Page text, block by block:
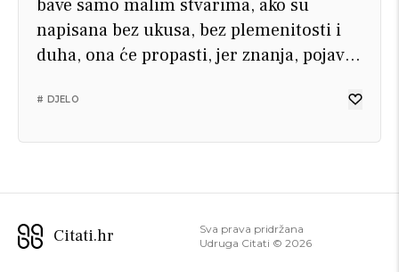
bave samo malim stvarima, ako su
napisana bez ukusa, bez plemenitosti i
duha, ona će propasti, jer znanja, pojave i
mogu i dobiti na vrijednosti ako ih
# DJELO
Citati.hr
Sva prava pridržana
Udruga Citati © 2026